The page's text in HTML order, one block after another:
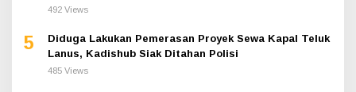
492 Views
5
Diduga Lakukan Pemerasan Proyek Sewa Kapal Teluk
Lanus, Kadishub Siak Ditahan Polisi
485 Views